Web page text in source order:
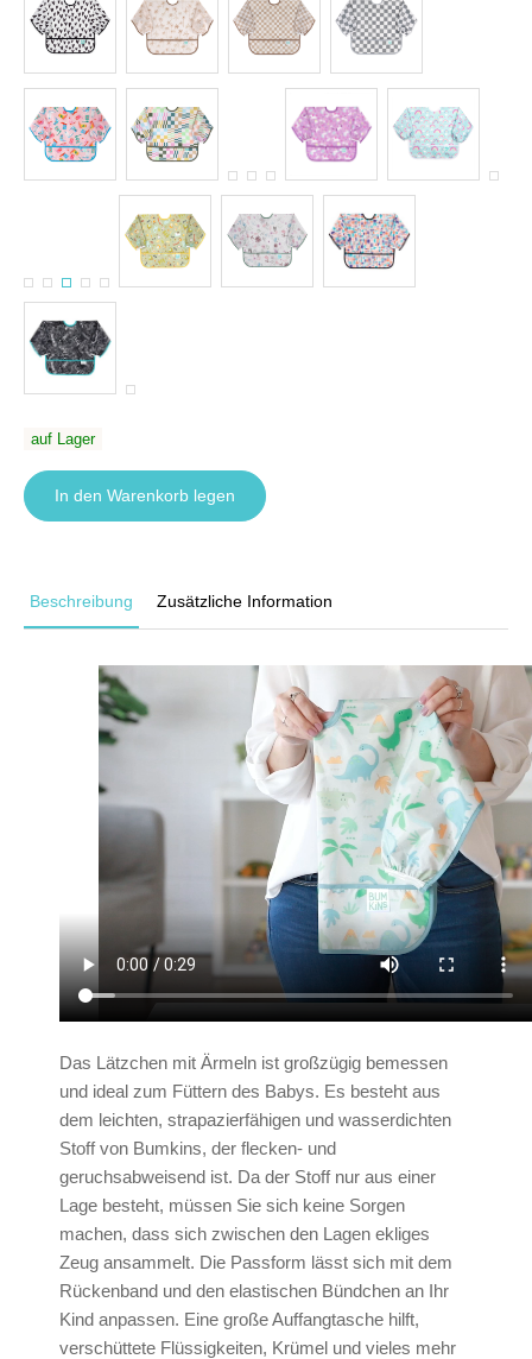
auf Lager
In den Warenkorb legen
Beschreibung Zusätzliche Information
Das Lätzchen mit Ärmeln ist großzügig bemessen
und ideal zum Füttern des Babys. Es besteht aus
dem leichten, strapazierfähigen und wasserdichten
Stoff von Bumkins, der flecken- und
geruchsabweisend ist. Da der Stoff nur aus einer
Lage besteht, müssen Sie sich keine Sorgen
machen, dass sich zwischen den Lagen ekliges
Zeug ansammelt. Die Passform lässt sich mit dem
Rückenband und den elastischen Bündchen an Ihr
Kind anpassen. Eine große Auffangtasche hilft,
verschüttete Flüssigkeiten, Krümel und vieles mehr